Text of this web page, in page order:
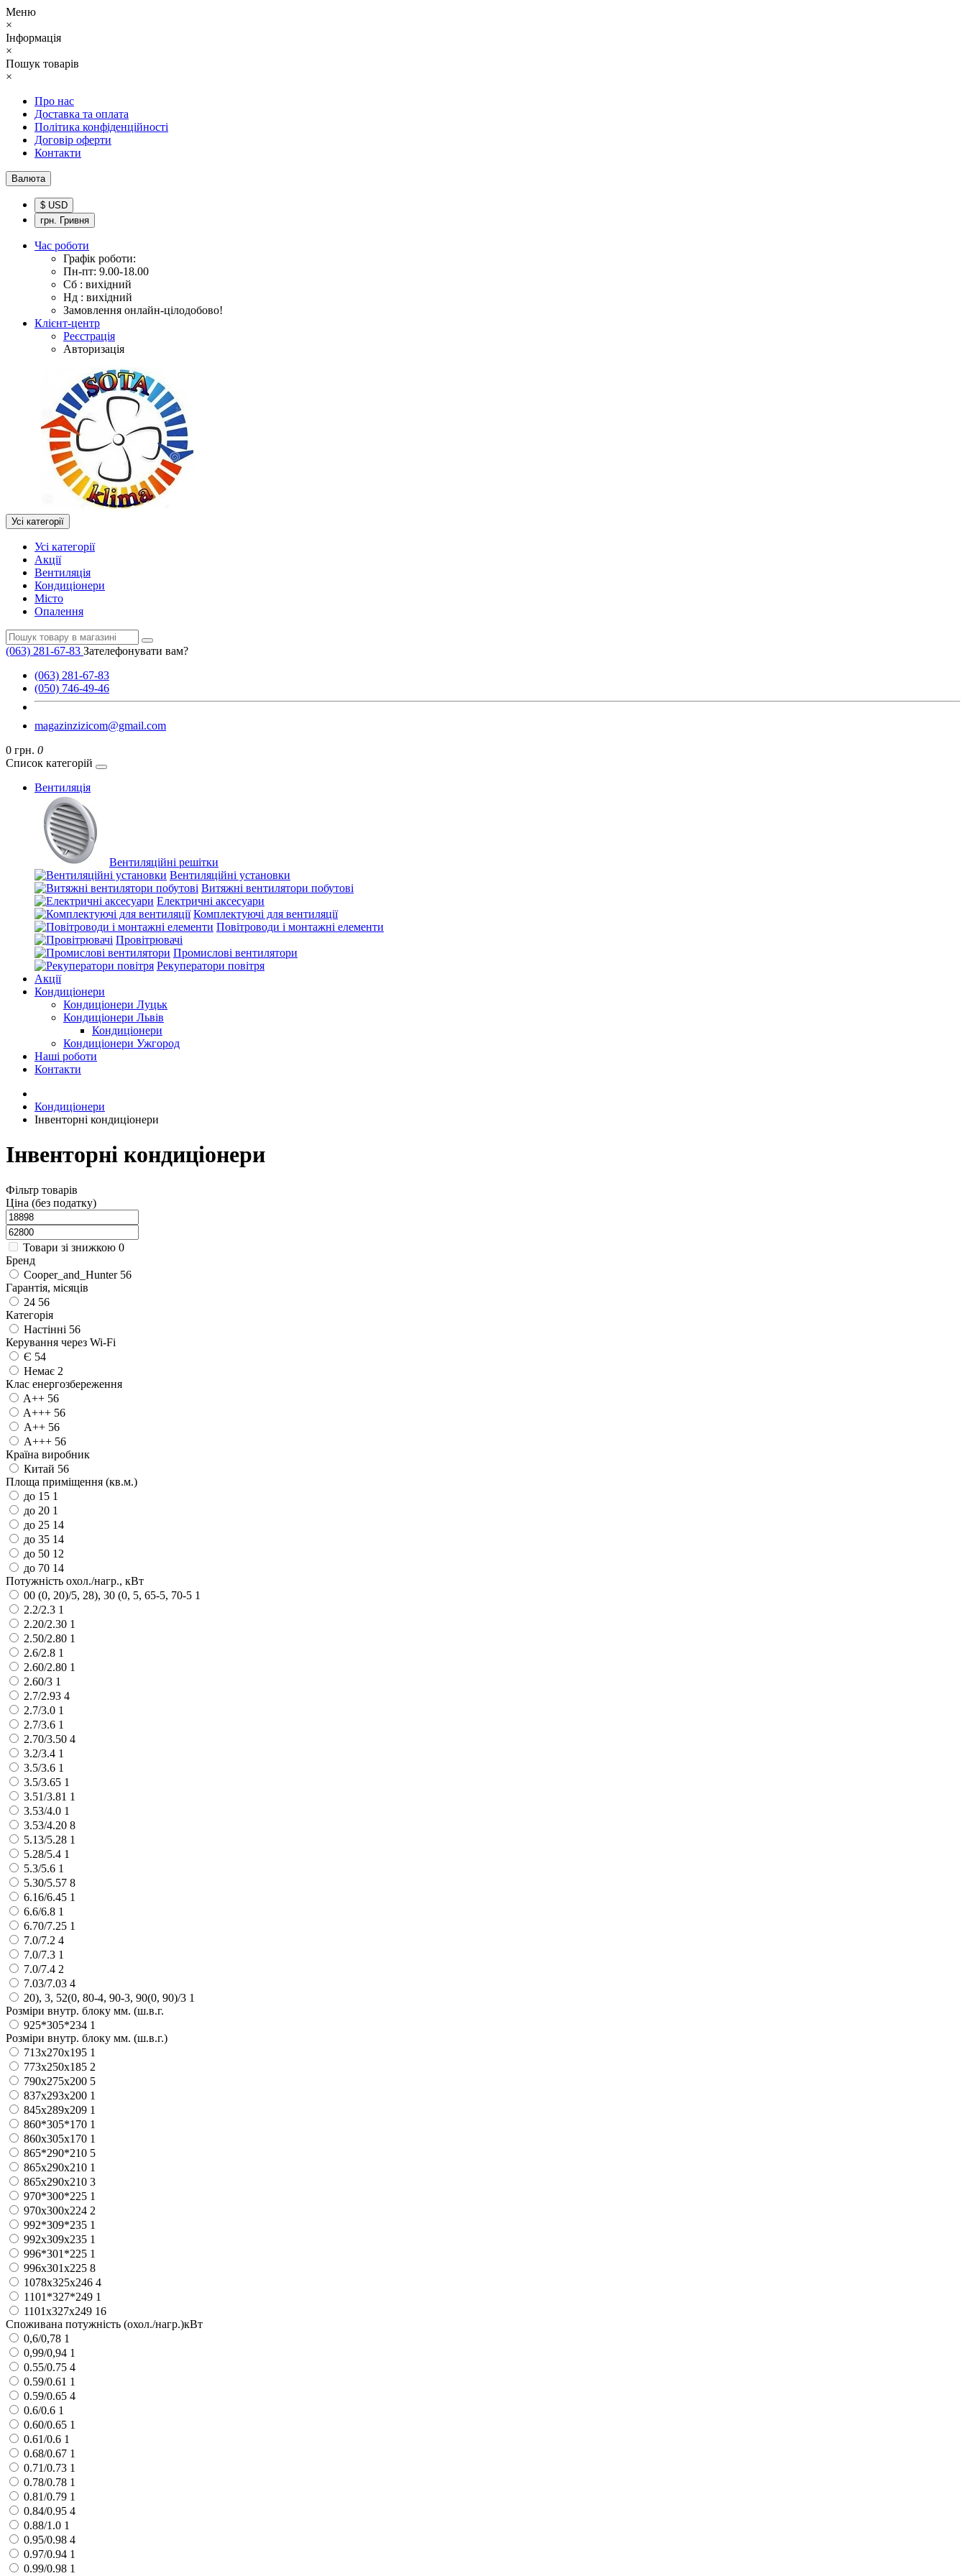
Меню
×
Інформація
×
Пошук товарів
×
Про нас
Доставка та оплата
Політика конфіденційності
Договір оферти
Контакти
Валюта
$ USD
грн. Гривня
Час роботи
Графік роботи:
Пн-пт: 9.00-18.00
Сб : вихідний
Нд : вихідний
Замовлення онлайн-цілодобово!
Клієнт-центр
Реєстрація
Авторизація
Усі категорії
Усі категорії
Акції
Вентиляція
Кондиціонери
Місто
Опалення
(063) 281-67-83 Зателефонувати вам?
(063) 281-67-83
(050) 746-49-46
magazinzizicom@gmail.com
0 грн. 0
Список категорій
Вентиляція
Вентиляційні решітки
Вентиляційні установки
Витяжні вентилятори побутові
Електричні аксесуари
Комплектуючі для вентиляції
Повітроводи і монтажні елементи
Провітрювачі
Промислові вентилятори
Рекуператори повітря
Акції
Кондиціонери
Кондиціонери Луцьк
Кондиціонери Львів
Кондиціонери
Кондиціонери Ужгород
Наші роботи
Контакти
Кондиціонери
Інвенторні кондиціонери
Інвенторні кондиціонери
Фільтр товарів
Ціна (без податку)
Товари зі знижкою 0
Бренд
Cooper_and_Hunter 56
Гарантія, місяців
24 56
Категорія
Настінні 56
Керування через Wi-Fi
Є 54
Немає 2
Клас енергозбереження
A++ 56
A+++ 56
А++ 56
А+++ 56
Країна виробник
Китай 56
Площа приміщення (кв.м.)
до 15 1
до 20 1
до 25 14
до 35 14
до 50 12
до 70 14
Потужність охол./нагр., кВт
00 (0, 20)/5, 28), 30 (0, 5, 65-5, 70-5 1
2.2/2.3 1
2.20/2.30 1
2.50/2.80 1
2.6/2.8 1
2.60/2.80 1
2.60/3 1
2.7/2.93 4
2.7/3.0 1
2.7/3.6 1
2.70/3.50 4
3.2/3.4 1
3.5/3.6 1
3.5/3.65 1
3.51/3.81 1
3.53/4.0 1
3.53/4.20 8
5.13/5.28 1
5.28/5.4 1
5.3/5.6 1
5.30/5.57 8
6.16/6.45 1
6.6/6.8 1
6.70/7.25 1
7.0/7.2 4
7.0/7.3 1
7.0/7.4 2
7.03/7.03 4
20), 3, 52(0, 80-4, 90-3, 90(0, 90)/3 1
Розміри внутр. блоку мм. (ш.в.г.
925*305*234 1
Розміри внутр. блоку мм. (ш.в.г.)
713х270х195 1
773x250x185 2
790х275х200 5
837x293x200 1
845х289х209 1
860*305*170 1
860x305x170 1
865*290*210 5
865x290x210 1
865х290х210 3
970*300*225 1
970х300х224 2
992*309*235 1
992х309х235 1
996*301*225 1
996х301х225 8
1078х325х246 4
1101*327*249 1
1101х327х249 16
Споживана потужність (охол./нагр.)кВт
0,6/0,78 1
0,99/0,94 1
0.55/0.75 4
0.59/0.61 1
0.59/0.65 4
0.6/0.6 1
0.60/0.65 1
0.61/0.6 1
0.68/0.67 1
0.71/0.73 1
0.78/0.78 1
0.81/0.79 1
0.84/0.95 4
0.88/1.0 1
0.95/0.98 4
0.97/0.94 1
0.99/0.98 1